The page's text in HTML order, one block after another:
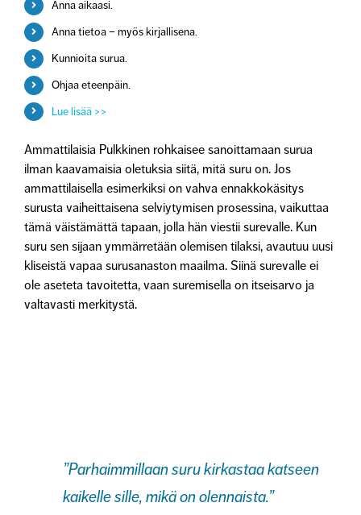
Anna aikaasi.
Anna tietoa – myös kirjallisena.
Kunnioita surua.
Ohjaa eteenpäin.
Lue lisää >>
Ammattilaisia Pulkkinen rohkaisee sanoittamaan surua
ilman kaavamaisia oletuksia siitä, mitä suru on. Jos
ammattilaisella esimerkiksi on vahva ennakkokäsitys
surusta vaiheittaisena selviytymisen prosessina, vaikuttaa
tämä väistämättä tapaan, jolla hän viestii surevalle. Kun
suru sen sijaan ymmärretään olemisen tilaksi, avautuu uusi
kliseistä vapaa surusanaston maailma. Siinä surevalle ei
ole aseteta tavoitetta, vaan suremisella on itseisarvo ja
valtavasti merkitystä.
”Parhaimmillaan suru kirkastaa katseen
kaikelle sille, mikä on olennaista.”